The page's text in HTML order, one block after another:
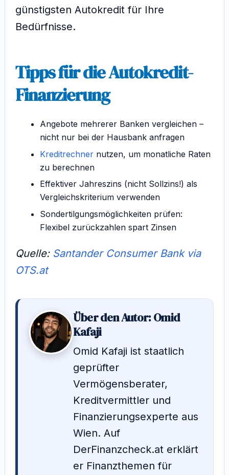
günstigsten Autokredit für Ihre
Bedürfnisse.
Tipps für die Autokredit-
Finanzierung
Angebote mehrerer Banken vergleichen –
nicht nur bei der Hausbank anfragen
Kreditrechnernutzen, um monatliche Raten
zu berechnen
Effektiver Jahreszins (nicht Sollzins!) als
Vergleichskriterium verwenden
Sondertilgungsmöglichkeiten prüfen:
Flexibel zurückzahlen spart Zinsen
Quelle: Santander Consumer Bank via
OTS.at
Über den Autor: Omid
Kafaji
Omid Kafaji ist staatlich
geprüfter
Vermögensberater,
Kreditvermittler und
Finanzierungsexperte aus
Wien. Auf
DerFinanzcheck.at erklärt
er Finanzthemen für